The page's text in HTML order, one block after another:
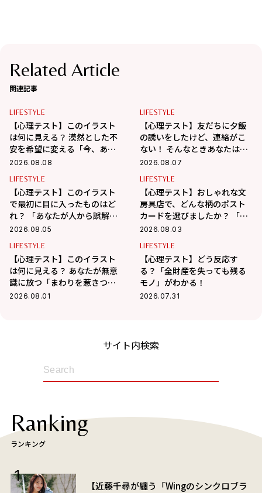
Related Article
関連記事
LIFESTYLE
【心理テスト】このイラスト
は何に見える？ 漠然とした不
安を希望に変える「今、あな
たが本当に向かうべき道」が
2026.08.08
LIFESTYLE
【心理テスト】友だちに夕飯
の誘いをしたけど、連絡がこ
ない！ そんなときあなたはど
うする？ 「あなたの精神年
2026.08.07
LIFESTYLE
【心理テスト】このイラスト
で最初に目に入ったものはど
れ？ 「あなたが人から誤解さ
れやすいところ」がわかる！
2026.08.05
LIFESTYLE
【心理テスト】おしゃれな文
房具店で、どんな柄のポスト
カードを選びましたか？ 「あ
なたが心の奥で大切にしてい
2026.08.03
LIFESTYLE
【心理テスト】このイラスト
は何に見える？ あなたが無意
識に放つ「まわりを惹きつけ
る魅力」がわかる！
2026.08.01
LIFESTYLE
【心理テスト】どう反応す
る？「全財産を失っても残る
モノ」がわかる！
2026.07.31
サイト内検索
Ranking
ランキング
【近藤千尋が纏う「Wingのシンクロブラ